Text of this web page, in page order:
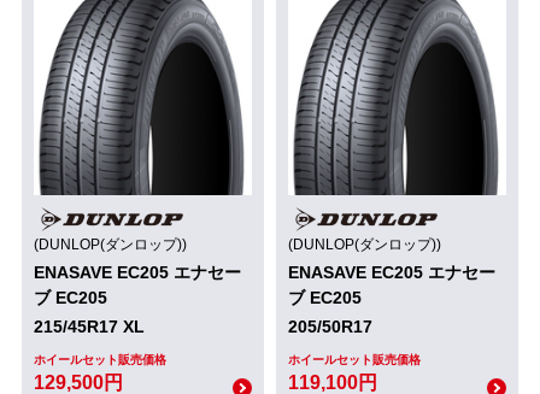
(DUNLOP(ダンロップ))
ENASAVE EC205 エナセー
ブ EC205
215/45R17 XL
ホイールセット販売価格
129,500円
(DUNLOP(ダンロップ))
ENASAVE EC205 エナセー
ブ EC205
205/50R17
ホイールセット販売価格
119,100円